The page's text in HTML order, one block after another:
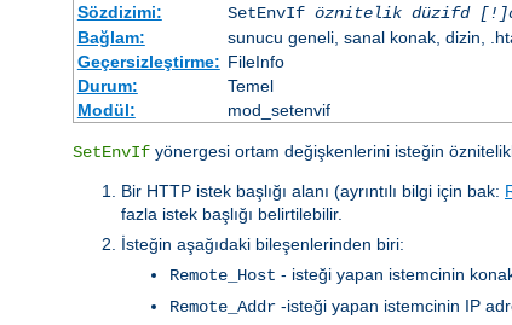
Sözdizimi:
SetEnvIf öznitelik düzifd
Bağlam:
sunucu geneli, sanal konak, dizin,
Geçersizleştirme: FileInfo
Durum:
Temel
Modül:
mod_setenvif
SetEnvIf yönergesi ortam değişkenlerini isteğin
Bir HTTP istek başlığı alanı (ayrıntılı bilgi için bak:
fazla istek başlığı belirtilebilir.
İsteğin aşağıdaki bileşenlerinden biri:
Remote_Host - isteği yapan istemcinin
Remote_Addr -isteği yapan istemcinin IP